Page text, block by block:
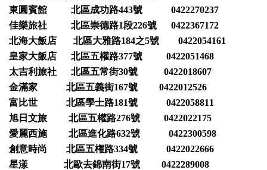
東圓賓館 北區成功路443號 0422270237
佳樂旅社 北區崇德路1段226號 0422367172
北海大飯店 北區大雅路184之5號 0422054161
皇家大飯店 北區五權路377號 0422051468
太吉利旅社 北區五常街30號 0422018607
金滿家 北區五義街167號 0422012526
富比世 北區學士路181號 0422058811
旭日文旅 北區五權路276號 0422022175
愛麗西施 北區進化路632號 0422300598
創意時尚 北區五権路334號 0422022666
星漾 北歐去錦南街17號 0422289008